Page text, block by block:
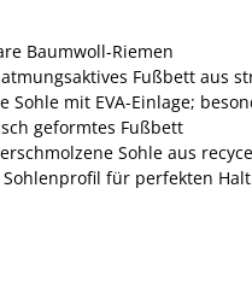
Baumwoll-Riemen
Fußbett aus
Sohle mit EVA-Einlage;
geformtes Fußbett
Sohle aus
Sohlenprofil für perfekten